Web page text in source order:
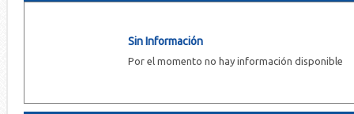
Sin Información
Por el momento no hay información disponible